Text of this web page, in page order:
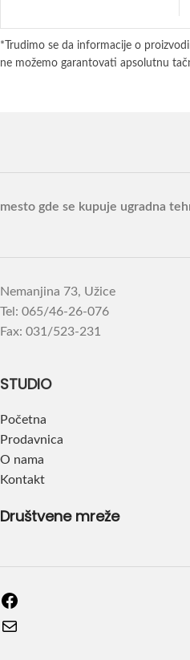
*Trudimo se da informacije o
ne možemo garantovati apsolutnu
mesto gde se kupuje ugradna
Nemanjina 73, Užice
Tel: 065/46-26-076
Fax: 031/523-231
STUDIO
Početna
Prodavnica
O nama
Kontakt
Društvene mreže